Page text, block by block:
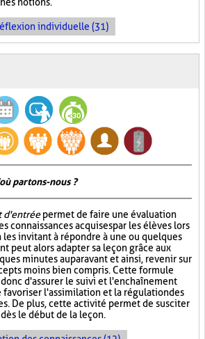
individuelle (31)
partons-nous ?
d'entréepermet de faire une évaluation
connaissances acquises par les élèves lors
les invitant à répondre à une ou quelques
peut alors adapter sa leçon grâce aux
minutes auparavant et ainsi, revenir sur
moins bien compris. Cette formule
d'assurer le suivi et l'enchaînement
favoriser l'assimilation et la régulation des
De plus, cette activité permet de susciter
le début de la leçon.